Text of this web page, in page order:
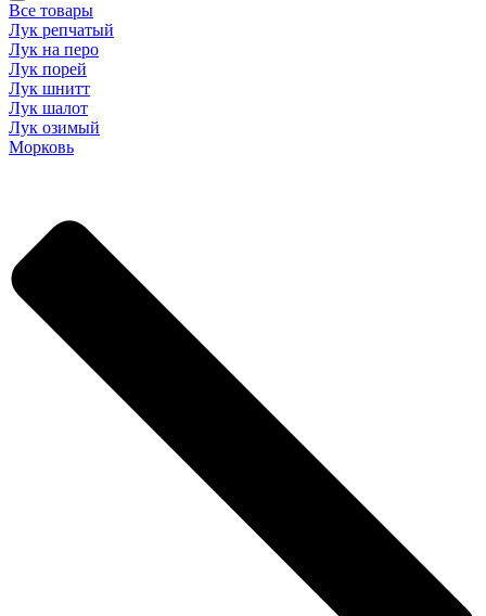
Все товары
Лук репчатый
Лук на перо
Лук порей
Лук шнитт
Лук шалот
Лук озимый
Морковь